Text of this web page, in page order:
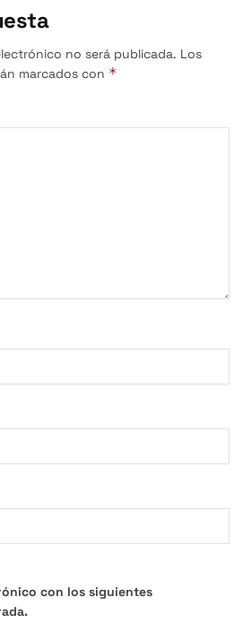
no será publicada. Los
marcados con *
con los siguientes